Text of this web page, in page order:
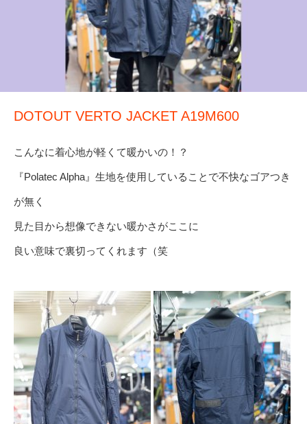
DOTOUT VERTO JACKET A19M600
こんなに着心地が軽くて暖かいの！？
『Polatec Alpha』生地を使用していることで不快なゴアつき
が無く
見た目から想像できない暖かさがここに
良い意味で裏切ってくれます（笑